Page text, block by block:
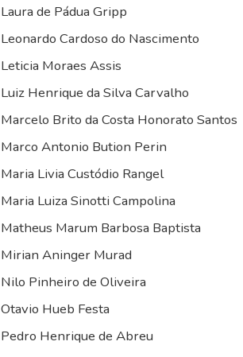
Laura de Pádua Gripp
Leonardo Cardoso do Nascimento
Leticia Moraes Assis
Luiz Henrique da Silva Carvalho
Marcelo Brito da Costa Honorato Santos
Marco Antonio Bution Perin
Maria Livia Custódio Rangel
Maria Luiza Sinotti Campolina
Matheus Marum Barbosa Baptista
Mirian Aninger Murad
Nilo Pinheiro de Oliveira
Otavio Hueb Festa
Pedro Henrique de Abreu